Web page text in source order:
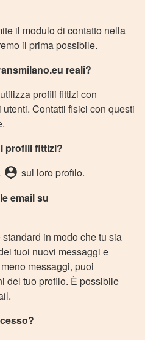
il modulo di contatto nella
il prima possibile.
reali?
profili fittizi con
Contatti fisici con questi
profili fittizi?
person_pin sul loro profilo.
email su
in modo che tu sia
tuoi nuovi messaggi e
messaggi, puoi
del tuo profilo. È possibile